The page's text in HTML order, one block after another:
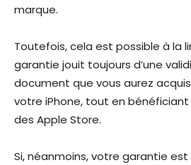
marque.
Toutefois, cela est possible à la
garantie jouit toujours d’une
document que vous aurez
votre iPhone, tout en bénéficiant
des Apple Store.
Si, néanmoins, votre garantie